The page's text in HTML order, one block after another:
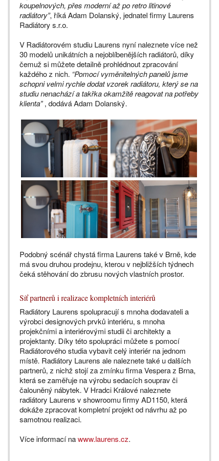
koupelnových, přes moderní až po retro litinové
radiátory”, říká Adam Dolanský, jednatel firmy Laurens
Radiátory s.r.o.
V Radiátorovém studiu Laurens nyní naleznete více než
30 modelů unikátních a nejoblíbenějších radiátorů, díky
čemuž si můžete detailně prohlédnout zpracování
každého z nich. “Pomocí vyměnitelných panelů jsme
schopni velmi rychle dodat vzorek radiátoru, který se na
studiu nenachází a takřka okamžitě reagovat na potřeby
klienta”, dodává Adam Dolanský.
Podobný scénář chystá firma Laurens také v Brně, kde
má svou druhou prodejnu, kterou v nejbližších týdnech
čeká stěhování do zbrusu nových vlastních prostor.
Síť partnerů i realizace kompletních interiérů
Radiátory Laurens spolupracují s mnoha dodavateli a
výrobci designových prvků interiéru, s mnoha
projekčními a interiérovými studii či architekty a
projektanty. Díky této spolupráci můžete s pomocí
Radiátorového studia vybavit celý interiér na jednom
místě. Radiátory Laurens ale naleznete také u dalších
partnerů, z nichž stojí za zmínku firma Vespera z Brna,
která se zaměřuje na výrobu sedacích souprav či
čalouněný nábytek. V Hradci Králové naleznete
radiátory Laurens v showroomu firmy AD1150, která
dokáže zpracovat kompletní projekt od návrhu až po
samotnou realizaci.
Více informací nawww.laurens.cz.